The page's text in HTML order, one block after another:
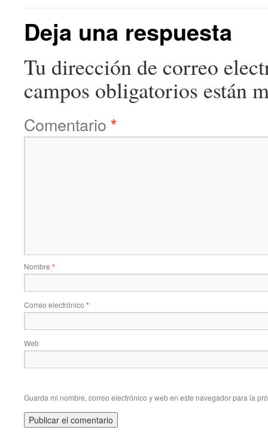
Deja una respuesta
Tu dirección de correo
campos obligatorios están
Comentario *
Nombre *
Correo electrónico *
Web
Guarda mi nombre, correo electrónico y web en este navegador para la